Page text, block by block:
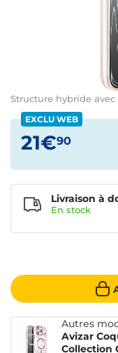
Structure hybride
EXCLU WEB
21€90
Livraison à
En stock
Autres
Avizar
Collection